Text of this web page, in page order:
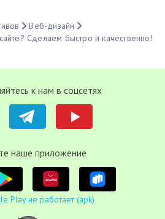
Веб-дизайн
Сделаем быстро и качественно!
к нам в соцсетях
наше приложение
Play не работает (apk)